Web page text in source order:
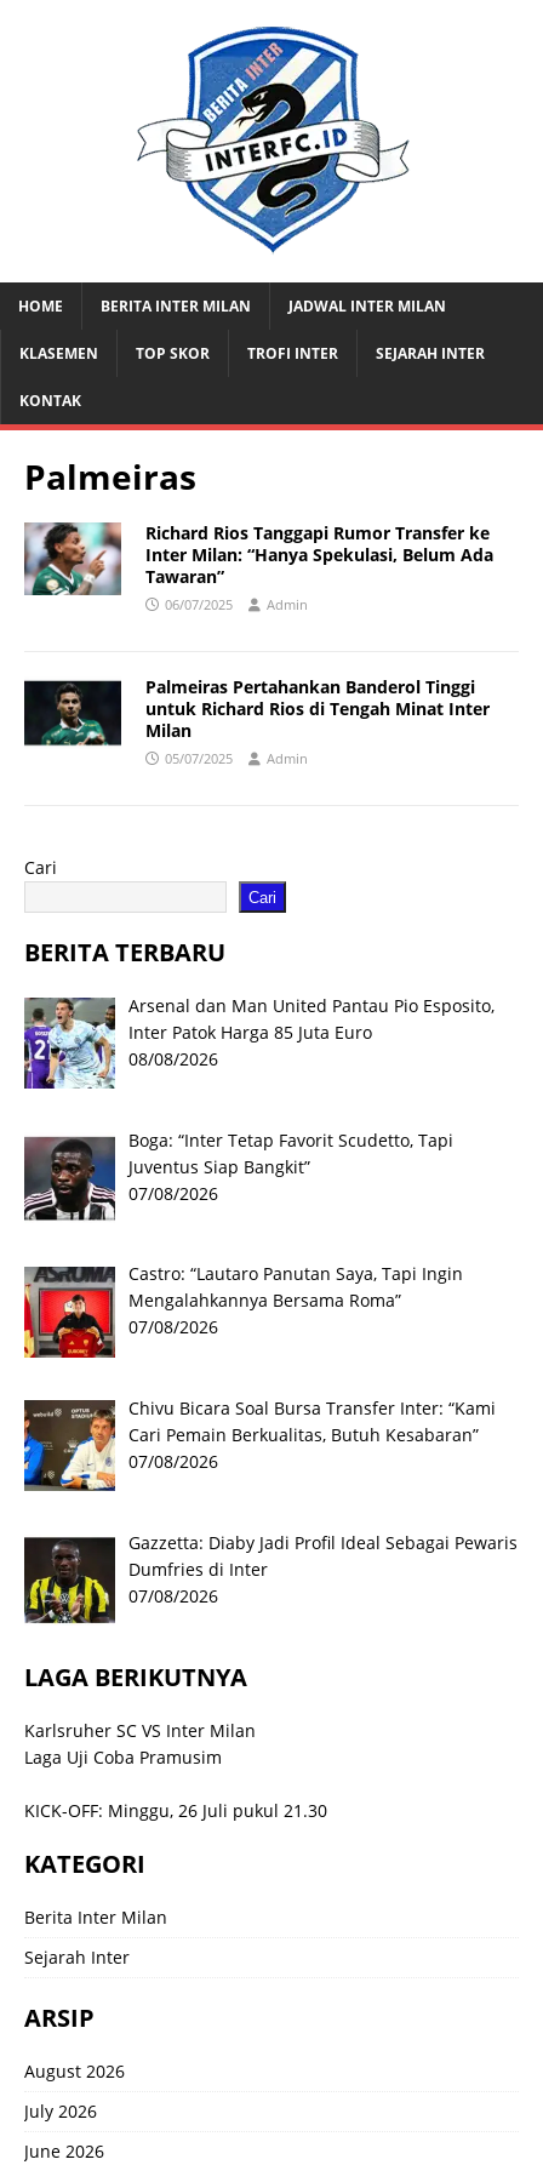
HOME BERITA INTER MILAN JADWAL INTER MILAN
KLASEMEN TOP SKOR TROFI INTER SEJARAH INTER
KONTAK
Palmeiras
Richard Rios Tanggapi Rumor Transfer ke
Inter Milan: “Hanya Spekulasi, Belum Ada
Tawaran”
06/07/2025 Admin
Palmeiras Pertahankan Banderol Tinggi
untuk Richard Rios di Tengah Minat Inter
Milan
05/07/2025 Admin
Cari
Cari
BERITA TERBARU
Arsenal dan Man United Pantau Pio Esposito,
Inter Patok Harga 85 Juta Euro
08/08/2026
Boga: “Inter Tetap Favorit Scudetto, Tapi
Juventus Siap Bangkit”
07/08/2026
Castro: “Lautaro Panutan Saya, Tapi Ingin
Mengalahkannya Bersama Roma”
07/08/2026
Chivu Bicara Soal Bursa Transfer Inter: “Kami
Cari Pemain Berkualitas, Butuh Kesabaran”
07/08/2026
Gazzetta: Diaby Jadi Profil Ideal Sebagai Pewaris
Dumfries di Inter
07/08/2026
LAGA BERIKUTNYA
Karlsruher SC VS Inter Milan
Laga Uji Coba Pramusim
KICK-OFF: Minggu, 26 Juli pukul 21.30
KATEGORI
Berita Inter Milan
Sejarah Inter
ARSIP
August 2026
July 2026
June 2026